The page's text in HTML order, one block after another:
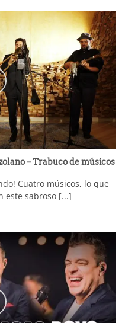
– Trabuco de músicos
Cuatro músicos, lo que
este sabroso [...]